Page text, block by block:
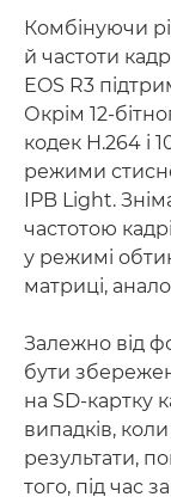
Комбінуючи
й частоти
EOS R3
Окрім 12-
кодек H.264 і
режими
IPB Light.
частотою
у режимі
матриці,
Залежно від
бути
на SD-картку
випадків,
результати,
того, під час